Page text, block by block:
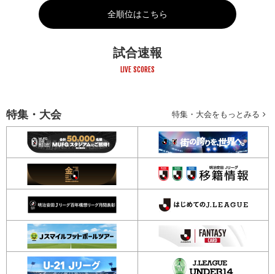
全順位はこちら
試合速報
LIVE SCORES
特集・大会 特集・大会をもっとみる